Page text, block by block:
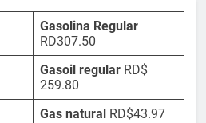
Gasolina Regular
RD307.50
Gasoil regular RD$
259.80
Gas natural RD$43.97